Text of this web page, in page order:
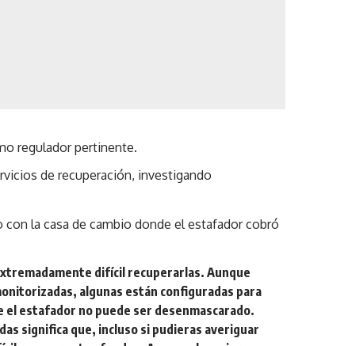
regulador pertinente.
de recuperación, investigando
la casa de cambio donde el estafador cobró
difícil recuperarlas. Aunque
algunas están configuradas para
estafador no puede ser desenmascarado.
significa que, incluso si pudieras averiguar